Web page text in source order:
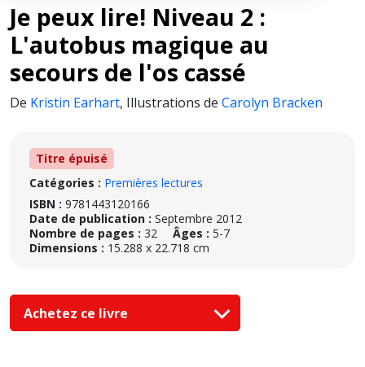
Je peux lire! Niveau 2 :
L'autobus magique au
secours de l'os cassé
De Kristin Earhart, Illustrations de Carolyn Bracken
Titre épuisé
Catégories : Premières lectures
ISBN : 9781443120166
Date de publication : Septembre 2012
Nombre de pages : 32 Âges : 5-7
Dimensions : 15.288 x 22.718 cm
Achetez ce livre